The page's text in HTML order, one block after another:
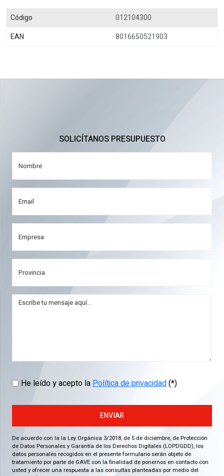
Código
012104300
EAN
8016650521903
SOLICÍTANOS PRESUPUESTO
He leído y acepto la Política de privacidad(*)
ENVIAR
De acuerdo con la la Ley Orgánica 3/2018, de 5 de diciembre, de Protección
de Datos Personales y Garantía de los Derechos Digitales (LOPDGDD), los
datos personales recogidos en el presente formulario serán objeto de
tratamiento por parte de GAVE con la finalidad de ponernos en contacto con
usted y ofrecer una respuesta a las consultas planteadas por medio del